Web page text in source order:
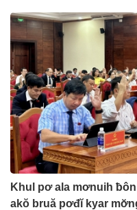
Khul pơ ala mơnuih
akŏ bruă pơđĭ kyar